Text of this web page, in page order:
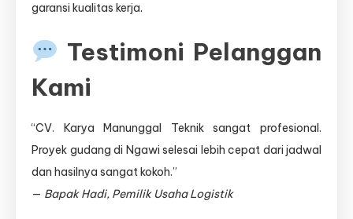
garansi kualitas kerja.
Testimoni Pelanggan
Kami
“CV. Karya Manunggal Teknik sangat profesional.
Proyek gudang di Ngawi selesai lebih cepat dari jadwal
dan hasilnya sangat kokoh.”
— Bapak Hadi, Pemilik Usaha Logistik